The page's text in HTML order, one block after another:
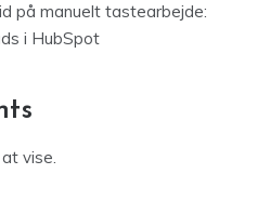
på manuelt tastearbejde:
i HubSpot
vise.